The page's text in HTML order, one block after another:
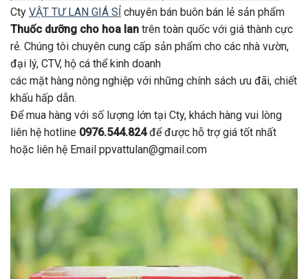
Cty VẬT TƯ LAN GIÁ SỈ chuyên bán buôn bán lẻ sản phẩm
Thuốc dưỡng cho hoa lan trên toàn quốc với giá thành cực
rẻ. Chúng tôi chuyên cung cấp sản phẩm cho các nhà vườn,
đại lý, CTV, hộ cá thể kinh doanh
các mặt hàng nông nghiệp với những chính sách ưu đãi, chiết
khấu hấp dẫn.
Để mua hàng với số lượng lớn tại Cty, khách hàng vui lòng
liên hệ hotline 0976.544.824để được hỗ trợ giá tốt nhất
hoặc liên hệ Email ppvattulan@gmail.com